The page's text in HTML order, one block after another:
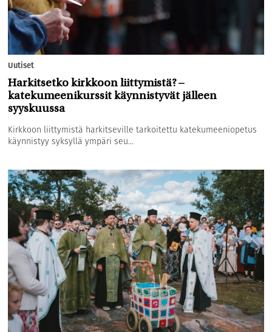
Uutiset
Harkitsetko kirkkoon liittymistä? –
katekumeenikurssit käynnistyvät jälleen
syyskuussa
Kirkkoon liittymistä harkitseville tarkoitettu katekumeeniopetus
käynnistyy syksyllä ympäri seu...